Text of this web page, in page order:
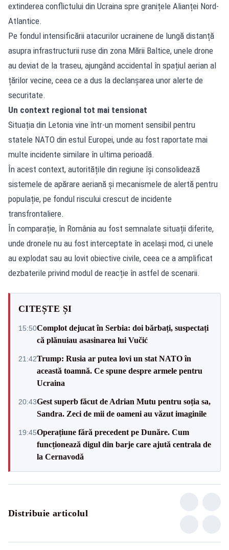
extinderea conflictului din Ucraina spre granițele Alianței Nord-
Atlantice.
Pe fondul intensificării atacurilor ucrainene de lungă distanță
asupra infrastructurii ruse din zona Mării Baltice, unele drone
au deviat de la traseu, ajungând accidental în spațiul aerian al
țărilor vecine, ceea ce a dus la declanșarea unor alerte de
securitate.
Un context regional tot mai tensionat
Situația din Letonia vine într-un moment sensibil pentru
statele NATO din estul Europei, unde au fost raportate mai
multe incidente similare în ultima perioadă.
În acest context, autoritățile din regiune își consolidează
sistemele de apărare aeriană și mecanismele de alertă pentru
populație, pe fondul riscului crescut de incidente
transfrontaliere.
În comparație, în România au fost semnalate situații diferite,
unde dronele nu au fost interceptate în același mod, ci unele
au explodat sau au lovit obiective civile, ceea ce a amplificat
dezbaterile privind modul de reacție în astfel de scenarii.
CITEȘTE ȘI
15:50Complot dejucat în Serbia: doi bărbați, suspectați
că plănuiau asasinarea lui Vučić
21:42Trump: Rusia ar putea lovi un stat NATO în
această toamnă. Ce spune despre armele pentru
Ucraina
20:43Gest superb făcut de Adrian Mutu pentru soția sa,
Sandra. Zeci de mii de oameni au văzut imaginile
19:45Operațiune fără precedent pe Dunăre. Cum
funcționează digul din barje care ajută centrala de
la Cernavodă
Distribuie articolul